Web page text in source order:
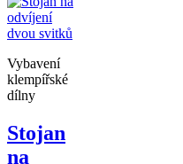
Vybavení
klempířské
dílny
Stojan
na